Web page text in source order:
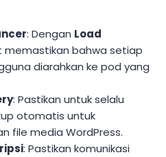
: Dengan Load
memastikan bahwa setiap
diarahkan ke pod yang
: Pastikan untuk selalu
otomatis untuk
file media WordPress.
: Pastikan komunikasi